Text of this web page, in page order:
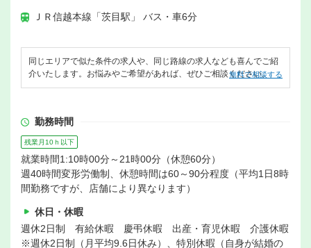
ＪＲ信越本線「茨目駅」 バス・車6分
同じエリアで似た条件の求人や、同じ路線の求人なども喜んでご紹
介いたします。お悩みやご希望があれば、ぜひご相談ください。
無料で相談する
勤務時間
残業月10ｈ以下
就業時間1:10時00分～21時00分（休憩60分）
週40時間変形労働制、休憩時間は60～90分程度（平均1日8時
間勤務ですが、店舗により異なります）
休日・休暇
週休2日制 有給休暇 慶弔休暇 出産・育児休暇 介護休暇
※週休2日制（月平均9.6日休み）、特別休暇（自身が結婚の